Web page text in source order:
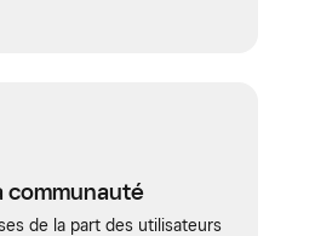
communauté
de la part des utilisateurs